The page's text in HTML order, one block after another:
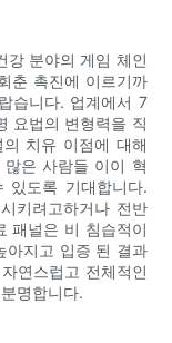
강 분야의 게임 체인
춘 촉진에 이르기까
습니다. 업계에서 7
요법의 변형력을 직
치유 이점에 대해
은 사람들 이이 혁
있도록 기대합니다.
키려고하거나 전반
패널은 비 침습적이
아지고 입증 된 결과
연스럽고 전체적인
명합니다.